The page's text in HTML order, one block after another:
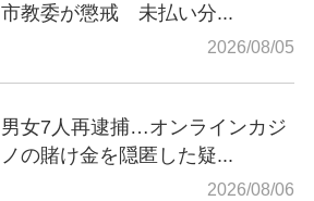
市教委が懲戒 未払い分...
2026/08/05
男女7人再逮捕…オンラインカジ
ノの賭け金を隠匿した疑...
2026/08/06